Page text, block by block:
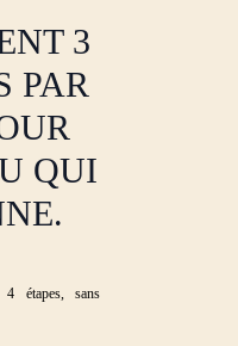
3
PAR
QUI
étapes, sans